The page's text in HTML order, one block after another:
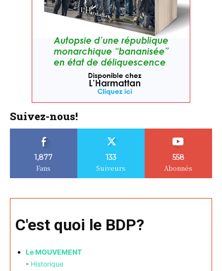
Suivez-nous!
1,877
Fans
133
Suiveurs
558
Abonnés
C'est quoi le BDP?
Le MOUVEMENT
- Historique